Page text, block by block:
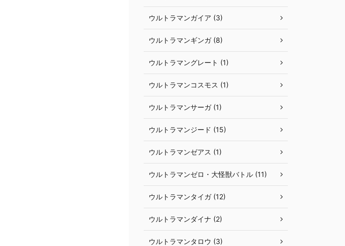
ウルトラマンガイア (3)
ウルトラマンギンガ (8)
ウルトラマングレート (1)
ウルトラマンコスモス (1)
ウルトラマンサーガ (1)
ウルトラマンジード (15)
ウルトラマンゼアス (1)
ウルトラマンゼロ・大怪獣バトル (11)
ウルトラマンタイガ (12)
ウルトラマンダイナ (2)
ウルトラマンタロウ (3)